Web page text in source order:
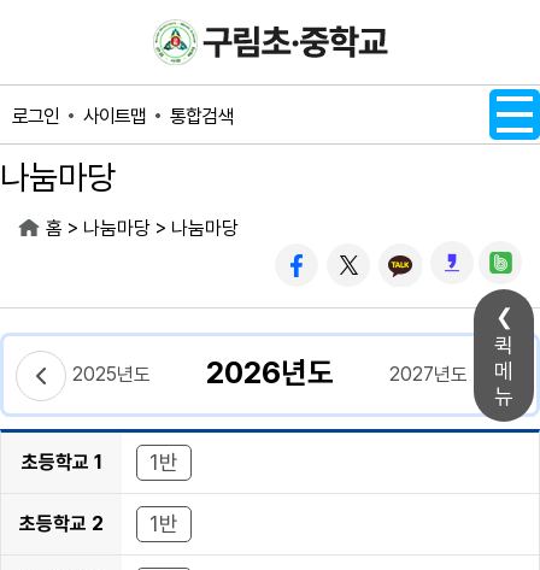
퀵
메
뉴
로그인 사이트맵 통합검색
나눔마당
홈 > 나눔마당 > 나눔마당
2025년도 2026년도 2027년도
초등학교 1
학년
1반
초등학교 2 1반